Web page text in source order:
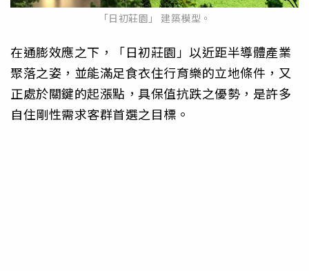
「日初莊園」 建築模型。
在通膨效應之下，「日初莊園」以近距半導體產業
聚落之姿，並能滿足食衣住行育樂的立地條件，又
正處於關鍵的起漲點，具保值抗跌之優勢，是許多
自住剛性需求客群首選之目標。